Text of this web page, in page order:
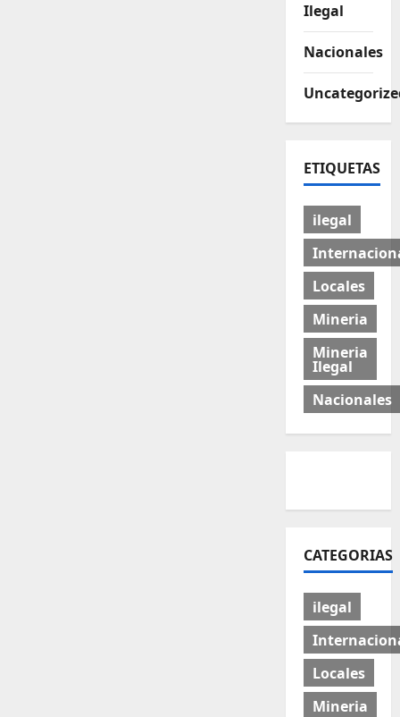
Ilegal
Nacionales
ETIQUETAS
ilegal
Locales
Mineria
Mineria
Ilegal
Nacionales
CATEGORIAS
ilegal
Locales
Mineria